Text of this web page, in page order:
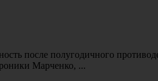
после полугодичного
Марченко, ...